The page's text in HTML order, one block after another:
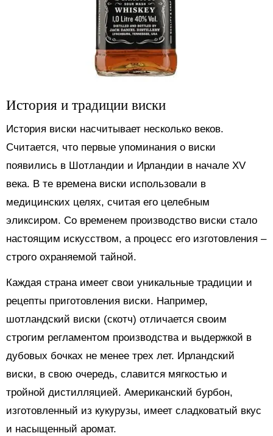
История и традиции виски
История виски насчитывает несколько веков.
Считается, что первые упоминания о виски
появились в Шотландии и Ирландии в начале XV
века. В те времена виски использовали в
медицинских целях, считая его целебным
эликсиром. Со временем производство виски стало
настоящим искусством, а процесс его изготовления –
строго охраняемой тайной.
Каждая страна имеет свои уникальные традиции и
рецепты приготовления виски. Например,
шотландский виски (скотч) отличается своим
строгим регламентом производства и выдержкой в
дубовых бочках не менее трех лет. Ирландский
виски, в свою очередь, славится мягкостью и
тройной дистилляцией. Американский бурбон,
изготовленный из кукурузы, имеет сладковатый вкус
и насыщенный аромат.